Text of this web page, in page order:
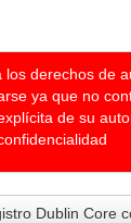
los derechos de
ya que no
de su
Dublin Core